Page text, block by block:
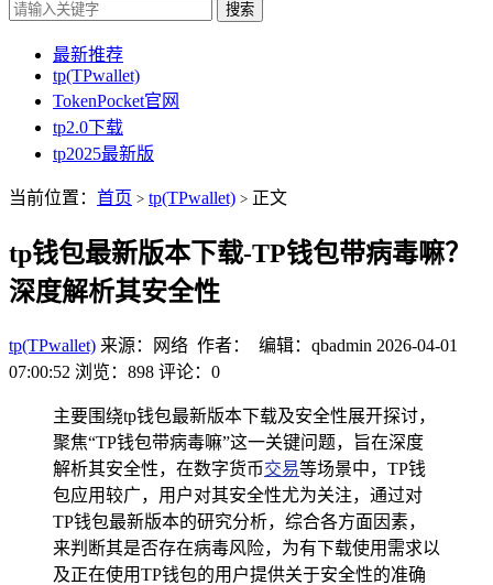
搜索
最新推荐
tp(TPwallet)
TokenPocket官网
tp2.0下载
tp2025最新版
当前位置： 首页 > tp(TPwallet) > 正文
tp钱包最新版本下载-TP钱包带病毒嘛？
深度解析其安全性
tp(TPwallet) 来源：网络 作者： 编辑：qbadmin 2026-04-01
07:00:52 浏览：898 评论：0
主要围绕tp钱包最新版本下载及安全性展开探讨，
聚焦“TP钱包带病毒嘛”这一关键问题，旨在深度
解析其安全性，在数字货币交易等场景中，TP钱
包应用较广，用户对其安全性尤为关注，通过对
TP钱包最新版本的研究分析，综合各方面因素，
来判断其是否存在病毒风险，为有下载使用需求以
及正在使用TP钱包的用户提供关于安全性的准确